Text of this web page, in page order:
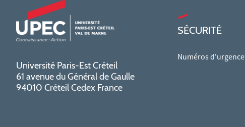
Université Paris-Est Créteil
61 avenue du Général de Gaulle
94010 Créteil Cedex France
SÉCURITÉ
Numéros d'urgence